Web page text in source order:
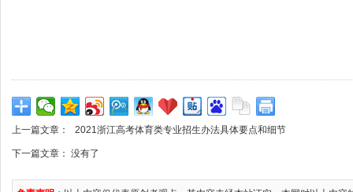
上一篇文章： 2021浙江高考体育类专业招生办法具体要点和细节
下一篇文章： 没有了